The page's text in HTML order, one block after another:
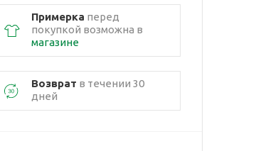
Примерка перед
покупкой возможна в
магазине
Возврат в течении 30
дней